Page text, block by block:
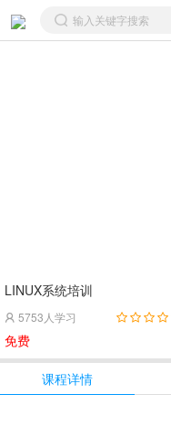
LINUX系统培训
 5753人学习
免费
课程详情